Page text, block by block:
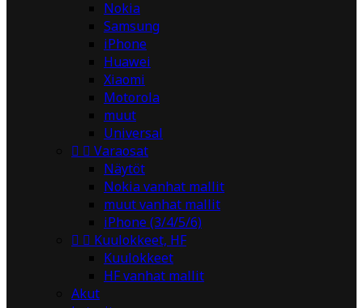
Nokia
Samsung
iPhone
Huawei
Xiaomi
Motorola
muut
Universal
  Varaosat
Näytöt
Nokia vanhat mallit
muut vanhat mallit
iPhone (3/4/5/6)
  Kuulokkeet, HF
Kuulokkeet
HF vanhat mallit
Akut